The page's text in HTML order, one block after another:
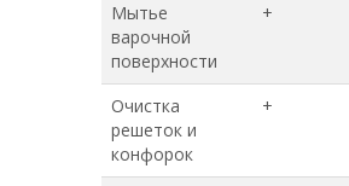
Мытье
варочной
поверхности
+
Очистка
решеток и
конфорок
+